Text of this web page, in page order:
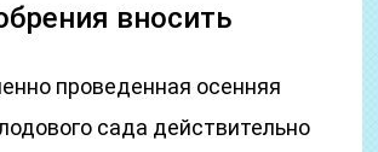
вносить
проведенная осенняя
сада действительно